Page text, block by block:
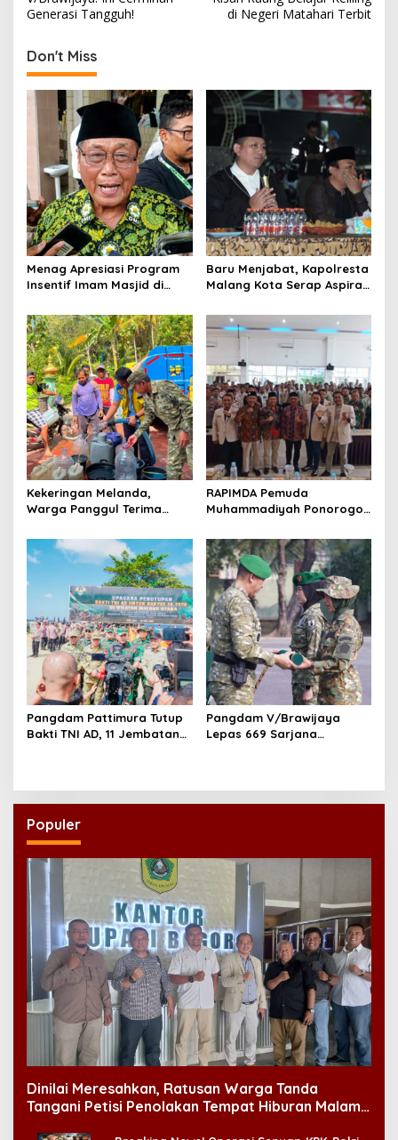
s
t
n
a
v
g
a
t
i
o
n
Generasi Tangguh!
di Negeri Matahari Terbit
Don't Miss
Menag Apresiasi Program
Insentif Imam Masjid di
Model Nasional
Baru Menjabat, Kapolresta
Malang Kota Serap Aspirasi
Kamtibmas
Kekeringan Melanda,
Warga Panggul Terima
RAPIMDA Pemuda
Muhammadiyah Ponorogo
Kebangsaan Berbasis
Integritas
Pangdam Pattimura Tutup
Bakti TNI AD, 11 Jembatan
Pangdam V/Brawijaya
Lepas 669 Sarjana
Populer
Dinilai Meresahkan, Ratusan Warga Tanda
Tangani Petisi Penolakan Tempat Hiburan Malam